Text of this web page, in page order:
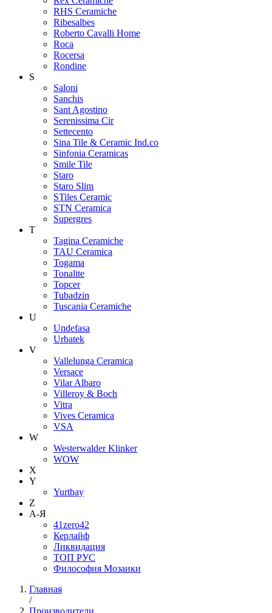
RHS Ceramiche
Ribesalbes
Roberto Cavalli Home
Roca
Rocersa
Rondine
S
Saloni
Sanchis
Sant Agostino
Serenissima Cir
Settecento
Sina Tile & Ceramic Ind.co
Sinfonia Ceramicas
Smile Tile
Staro
Staro Slim
STiles Ceramic
STN Ceramica
Supergres
T
Tagina Ceramiche
TAU Ceramica
Togama
Tonalite
Topcer
Tubadzin
Tuscania Ceramiche
U
Undefasa
Urbatek
V
Vallelunga Ceramica
Versace
Vilar Albaro
Villeroy & Boch
Vitra
Vives Ceramica
VSA
W
Westerwalder Klinker
WOW
X
Y
Yurtbay
Z
А-Я
41zero42
Керлайф
Ликвидация
ТОП РУС
Философия Мозаики
Главная
/
Производители